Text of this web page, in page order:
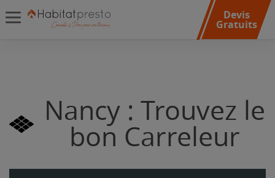
Devis
Gratuits
Nancy : Trouvez le
bon Carreleur